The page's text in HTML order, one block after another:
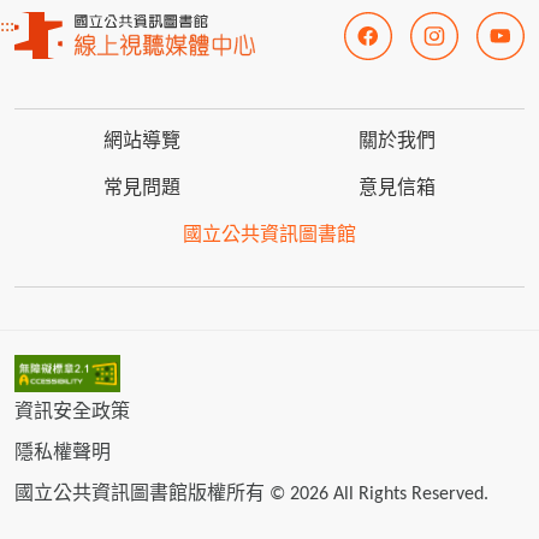
:::
網站導覽 關於我們
常見問題 意見信箱
國立公共資訊圖書館
資訊安全政策
隱私權聲明
國立公共資訊圖書館版權所有 © 2026 All Rights Reserved.